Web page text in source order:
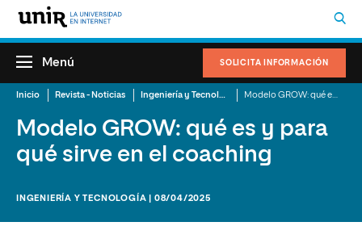
SOLICITA INFORMACIÓN
Menú
Inicio Revista - Noticias Ingeniería y Tecnología
Modelo GROW: qué es y para
qué sirve en el coaching
INGENIERÍA Y TECNOLOGÍA | 08/04/2025